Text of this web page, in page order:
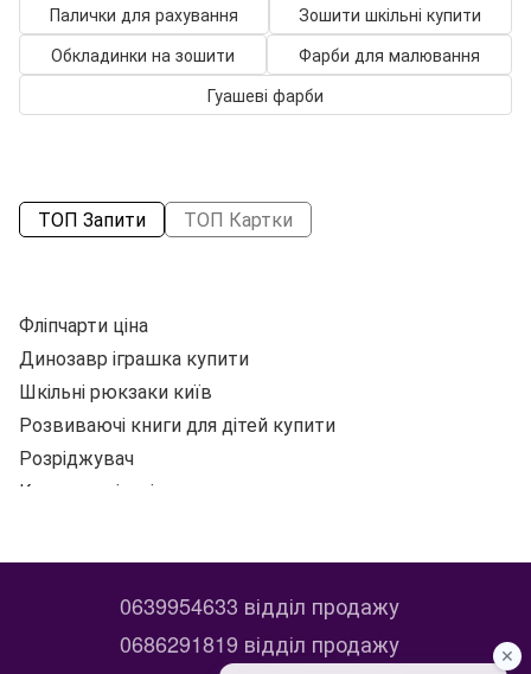
Палички для рахування
Зошити шкільні купити
Обкладинки на зошити
Фарби для малювання
Гуашеві фарби
ТОП Запити ТОП Картки
Фліпчарти ціна
Динозавр іграшка купити
Шкільні рюкзаки київ
Розвиваючі книги для дітей купити
Розріджувач
Купити шкільні канцтовари
Купити канцелярські товари для школи
Купити подарункові пакети
Купити до школи
0639954633 відділ продажу
0686291819 відділ продажу